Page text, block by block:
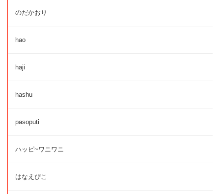
のだかおり
hao
haji
hashu
pasoputi
ハッピ~ワニワニ
はなえぴこ